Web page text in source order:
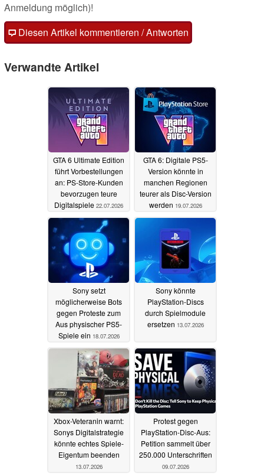
Anmeldung möglich)!
Diesen Artikel kommentieren / Antworten
Verwandte Artikel
GTA 6 Ultimate Edition
führt Vorbestellungen
an: PS-Store-Kunden
bevorzugen teure
Digitalspiele 22.07.2026
GTA 6: Digitale PS5-
Version könnte in
manchen Regionen
teurer als Disc-Version
werden 19.07.2026
Sony setzt
möglicherweise Bots
gegen Proteste zum
Aus physischer PS5-
Spiele ein 18.07.2026
Sony könnte
PlayStation-Discs
durch Spielmodule
ersetzen 13.07.2026
Xbox-Veteranin warnt:
Sonys Digitalstrategie
könnte echtes Spiele-
Eigentum beenden
13.07.2026
Protest gegen
PlayStation-Disc-Aus:
Petition sammelt über
250.000 Unterschriften
09.07.2026